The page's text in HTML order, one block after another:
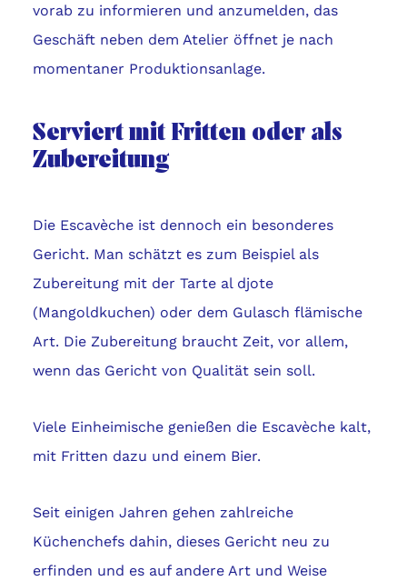
vorab zu informieren und anzumelden, das
Geschäft neben dem Atelier öffnet je nach
momentaner Produktionsanlage.
Serviert mit Fritten oder als
Zubereitung
Die Escavèche ist dennoch ein besonderes
Gericht. Man schätzt es zum Beispiel als
Zubereitung mit der Tarte al djote
(Mangoldkuchen) oder dem Gulasch flämische
Art. Die Zubereitung braucht Zeit, vor allem,
wenn das Gericht von Qualität sein soll.
Viele Einheimische genießen die Escavèche kalt,
mit Fritten dazu und einem Bier.
Seit einigen Jahren gehen zahlreiche
Küchenchefs dahin, dieses Gericht neu zu
erfinden und es auf andere Art und Weise